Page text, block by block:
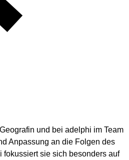
und bei adel­phi im Team
Anpas­sung an die Fol­gen des
sie sich beson­ders auf